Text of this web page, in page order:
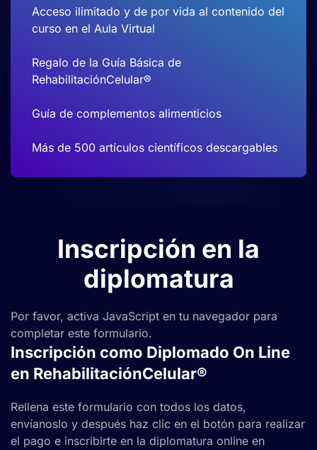
Acceso ilimitado y de por vida al contenido del
curso en el Aula Virtual
Regalo de la Guía Básica de
RehabilitaciónCelular®
Guía de complementos alimenticios
Más de 500 artículos científicos descargables
Inscripción en la
diplomatura
Por favor, activa JavaScript en tu navegador para
completar este formulario.
Inscripción como Diplomado On Line
en RehabilitaciónCelular®
Rellena este formulario con todos los datos,
envíanoslo y después haz clic en el botón para realizar
el pago e inscribirte en la diplomatura online en